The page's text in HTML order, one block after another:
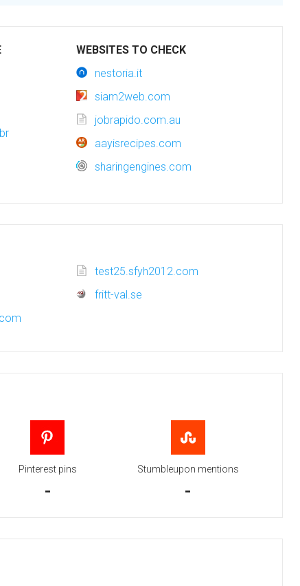
WEBSITES TO CHECK
nestoria.it
siam2web.com
jobrapido.com.au
aayisrecipes.com
sharingengines.com
test25.sfyh2012.com
fritt-val.se
Pinterest pins
-
Stumbleupon mentions
-